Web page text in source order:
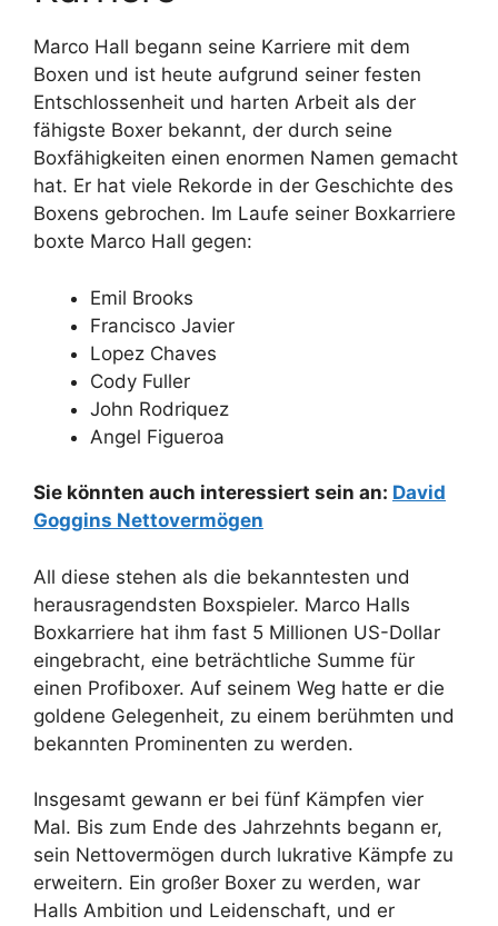
Marco Hall begann seine Karriere mit dem
Boxen und ist heute aufgrund seiner festen
Entschlossenheit und harten Arbeit als der
fähigste Boxer bekannt, der durch seine
Boxfähigkeiten einen enormen Namen gemacht
hat. Er hat viele Rekorde in der Geschichte des
Boxens gebrochen. Im Laufe seiner Boxkarriere
boxte Marco Hall gegen:
Emil Brooks
Francisco Javier
Lopez Chaves
Cody Fuller
John Rodriquez
Angel Figueroa
Sie könnten auch interessiert sein an: David
Goggins Nettovermögen
All diese stehen als die bekanntesten und
herausragendsten Boxspieler. Marco Halls
Boxkarriere hat ihm fast 5 Millionen US-Dollar
eingebracht, eine beträchtliche Summe für
einen Profiboxer. Auf seinem Weg hatte er die
goldene Gelegenheit, zu einem berühmten und
bekannten Prominenten zu werden.
Insgesamt gewann er bei fünf Kämpfen vier
Mal. Bis zum Ende des Jahrzehnts begann er,
sein Nettovermögen durch lukrative Kämpfe zu
erweitern. Ein großer Boxer zu werden, war
Halls Ambition und Leidenschaft, und er